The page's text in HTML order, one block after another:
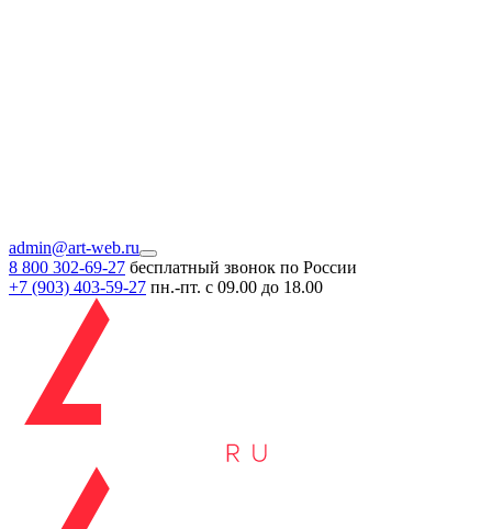
admin@art-web.ru
8 800 302-69-27 бесплатный звонок по России
+7 (903) 403-59-27 пн.-пт. с 09.00 до 18.00